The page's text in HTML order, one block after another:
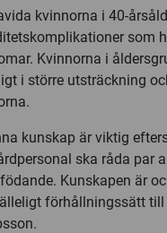
kvinnorna i 40-
som
Kvinnorna i
i större utsträckning
kunskap är viktig
ska råda par
Kunskapen är
förhållningssätt till